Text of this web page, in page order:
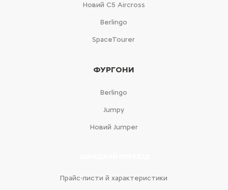
Новий С5 Aircross
Berlingo
SpaceTourer
ФУРГОНИ
Berlingo
Jumpy
Новий Jumper
Прайс-листи й характеристики